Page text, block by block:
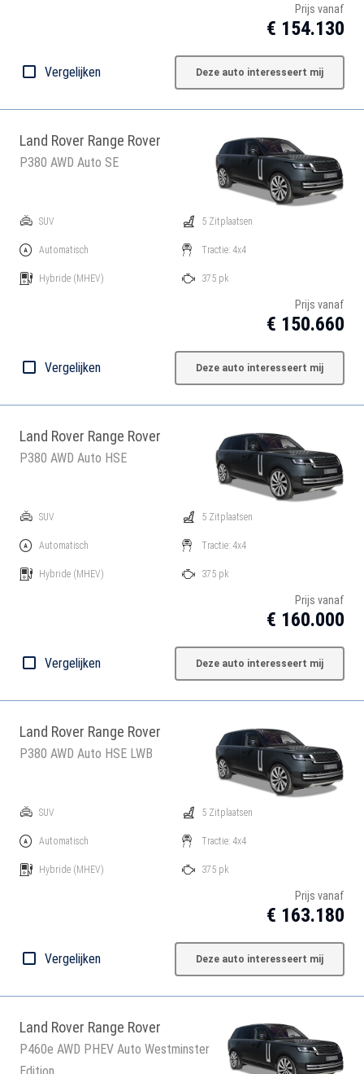
Prijs vanaf
€ 154.130
Vergelijken Deze auto interesseert mij
Land Rover Range Rover
P380 AWD Auto SE
SUV
Automatisch
Hybride (MHEV)
5 Zitplaatsen
Tractie: 4x4
375 pk
Prijs vanaf
€ 150.660
Vergelijken Deze auto interesseert mij
Land Rover Range Rover
P380 AWD Auto HSE
SUV
Automatisch
Hybride (MHEV)
5 Zitplaatsen
Tractie: 4x4
375 pk
Prijs vanaf
€ 160.000
Vergelijken Deze auto interesseert mij
Land Rover Range Rover
P380 AWD Auto HSE LWB
SUV
Automatisch
Hybride (MHEV)
5 Zitplaatsen
Tractie: 4x4
375 pk
Prijs vanaf
€ 163.180
Vergelijken Deze auto interesseert mij
Land Rover Range Rover
P460e AWD PHEV Auto Westminster